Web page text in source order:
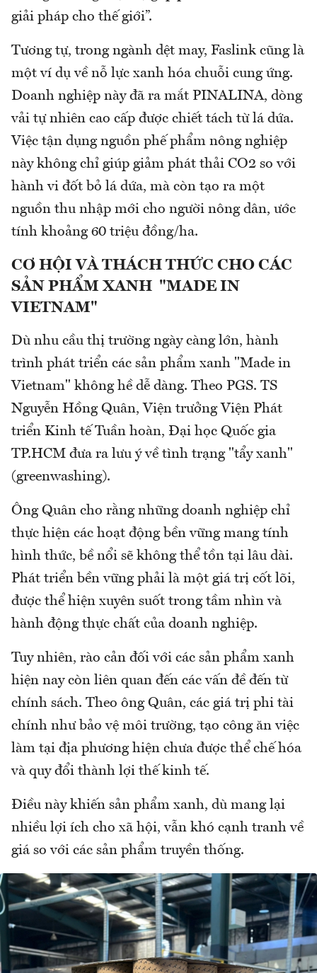
giải pháp cho thế giới”.
Tương tự, trong ngành dệt may, Faslink cũng là
một ví dụ về nỗ lực xanh hóa chuỗi cung ứng.
Doanh nghiệp này đã ra mắt PINALINA, dòng
vải tự nhiên cao cấp được chiết tách từ lá dứa.
Việc tận dụng nguồn phế phẩm nông nghiệp
này không chỉ giúp giảm phát thải CO2 so với
hành vi đốt bỏ lá dứa, mà còn tạo ra một
nguồn thu nhập mới cho người nông dân, ước
tính khoảng 60 triệu đồng/ha.
CƠ HỘI VÀ THÁCH THỨC CHO CÁC
SẢN PHẨM XANH "MADE IN
VIETNAM"
Dù nhu cầu thị trường ngày càng lớn, hành
trình phát triển các sản phẩm xanh "Made in
Vietnam" không hề dễ dàng. Theo PGS. TS
Nguyễn Hồng Quân, Viện trưởng Viện Phát
triển Kinh tế Tuần hoàn, Đại học Quốc gia
TP.HCM đưa ra lưu ý về tình trạng "tẩy xanh"
(greenwashing).
Ông Quân cho rằng những doanh nghiệp chỉ
thực hiện các hoạt động bền vững mang tính
hình thức, bề nổi sẽ không thể tồn tại lâu dài.
Phát triển bền vững phải là một giá trị cốt lõi,
được thể hiện xuyên suốt trong tầm nhìn và
hành động thực chất của doanh nghiệp.
Tuy nhiên, rào cản đối với các sản phẩm xanh
hiện nay còn liên quan đến các vấn đề đến từ
chính sách. Theo ông Quân, các giá trị phi tài
chính như bảo vệ môi trường, tạo công ăn việc
làm tại địa phương hiện chưa được thể chế hóa
và quy đổi thành lợi thế kinh tế.
Điều này khiến sản phẩm xanh, dù mang lại
nhiều lợi ích cho xã hội, vẫn khó cạnh tranh về
giá so với các sản phẩm truyền thống.